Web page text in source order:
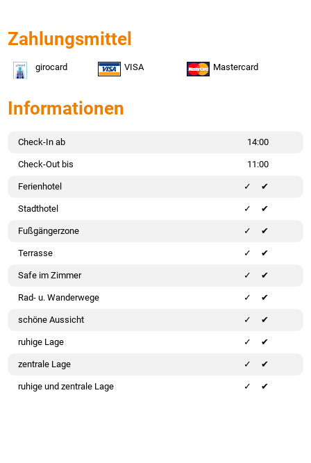
Zahlungsmittel
girocard VISA Mastercard
Informationen
Check-In ab 14:00
Check-Out bis 11:00
Ferienhotel ✔
Stadthotel ✔
Fußgängerzone ✔
Terrasse ✔
Safe im Zimmer ✔
Rad- u. Wanderwege ✔
schöne Aussicht ✔
ruhige Lage ✔
zentrale Lage ✔
ruhige und zentrale Lage ✔